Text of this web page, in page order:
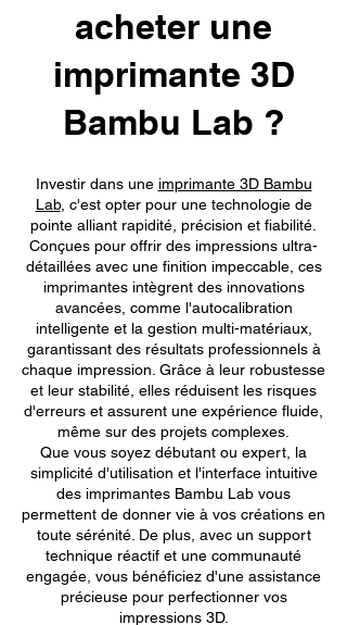
acheter une
imprimante 3D
Bambu Lab ?
Investir dans une imprimante 3D Bambu
Lab, c'est opter pour une technologie de
pointe alliant rapidité, précision et fiabilité.
Conçues pour offrir des impressions ultra-
détaillées avec une finition impeccable, ces
imprimantes intègrent des innovations
avancées, comme l'autocalibration
intelligente et la gestion multi-matériaux,
garantissant des résultats professionnels à
chaque impression. Grâce à leur robustesse
et leur stabilité, elles réduisent les risques
d'erreurs et assurent une expérience fluide,
même sur des projets complexes.
Que vous soyez débutant ou expert, la
simplicité d'utilisation et l'interface intuitive
des imprimantes Bambu Lab vous
permettent de donner vie à vos créations en
toute sérénité. De plus, avec un support
technique réactif et une communauté
engagée, vous bénéficiez d'une assistance
précieuse pour perfectionner vos
impressions 3D.